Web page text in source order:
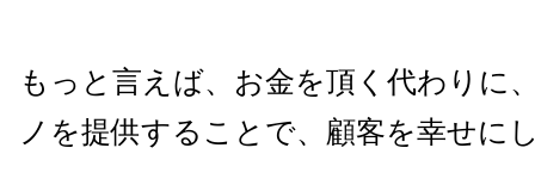
もっと言えば、お金を頂く代わりに
ノを提供することで、顧客を幸せに